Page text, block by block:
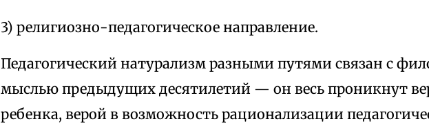
3) религиозно-педагогическое направление.
Педагогический натурализм разными путями связан с
мыслью предыдущих десятилетий — он весь проникнут
ребенка, верой в возможность рационализации